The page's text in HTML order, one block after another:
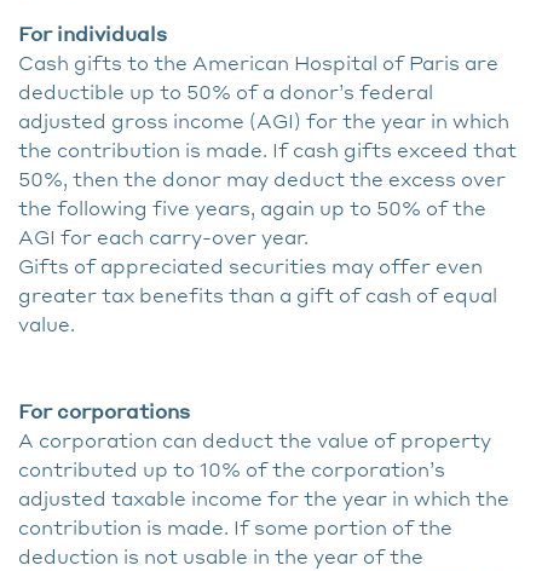
For individuals
Cash gifts to the American Hospital of Paris are
deductible up to 50% of a donor’s federal
adjusted gross income (AGI) for the year in which
the contribution is made. If cash gifts exceed that
50%, then the donor may deduct the excess over
the following five years, again up to 50% of the
AGI for each carry-over year.
Gifts of appreciated securities may offer even
greater tax benefits than a gift of cash of equal
value.
For corporations
A corporation can deduct the value of property
contributed up to 10% of the corporation’s
adjusted taxable income for the year in which the
contribution is made. If some portion of the
deduction is not usable in the year of the